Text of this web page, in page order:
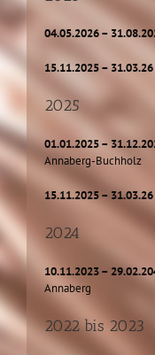
04.05.2026 –
15.11.2025 – 31.03.26
2025
01.01.2025 –
Annaberg-Buchholz
15.11.2025 – 31.03.26
2024
10.11.2023 –
Annaberg
2022 bis 2023